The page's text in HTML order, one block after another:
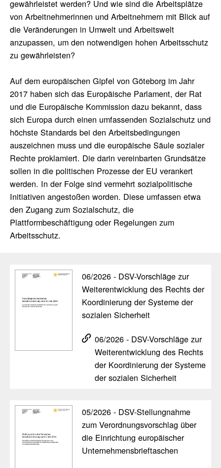
gewährleistet werden? Und wie sind die Arbeitsplätze
von Arbeitnehmerinnen und Arbeitnehmern mit Blick auf
die Veränderungen in Umwelt und Arbeitswelt
anzupassen, um den notwendigen hohen Arbeitsschutz
zu gewährleisten?
Auf dem europäischen Gipfel von Göteborg im Jahr
2017 haben sich das Europäische Parlament, der Rat
und die Europäische Kommission dazu bekannt, dass
sich Europa durch einen umfassenden Sozialschutz und
höchste Standards bei den Arbeitsbedingungen
auszeichnen muss und die europäische Säule sozialer
Rechte proklamiert. Die darin vereinbarten Grundsätze
sollen in die politischen Prozesse der EU verankert
werden. In der Folge sind vermehrt sozialpolitische
Initiativen angestoßen worden. Diese umfassen etwa
den Zugang zum Sozialschutz, die
Plattformbeschäftigung oder Regelungen zum
Arbeitsschutz.
06/​2026 - DSV-Vorschläge zur
Weiter­ent­wick­lung des Rechts der
Koor­di­nie­rung der Systeme der
sozialen Sicher­heit
06/​2026 - DSV-Vorschläge zur
Weiter­ent­wick­lung des Rechts
der Koor­di­nie­rung der Systeme
der sozialen Sicher­heit
05/​2026 - DSV-Stel­lung­nahme
zum Verord­nungs­vor­schlag über
die Einrich­tung euro­päi­scher
Unter­neh­mens­brief­ta­schen